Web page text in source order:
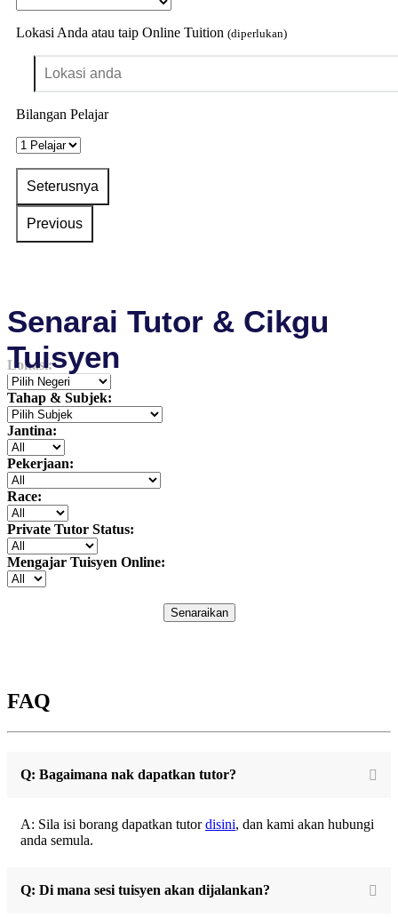
Lokasi Anda atau taip Online Tuition (diperlukan)
Bilangan Pelajar
Senarai Tutor & Cikgu
Tuisyen
Lokasi:
Tahap & Subjek:
Jantina:
Pekerjaan:
Race:
Private Tutor Status:
Mengajar Tuisyen Online:
Senaraikan
FAQ
Q: Bagaimana nak dapatkan tutor?
A: Sila isi borang dapatkan tutordisini, dan kami akan hubungi
anda semula.
Q: Di mana sesi tuisyen akan dijalankan?